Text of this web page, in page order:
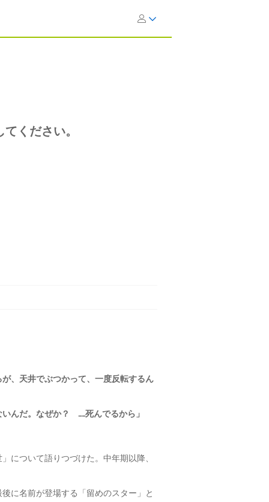
ください。
、天井でぶつかって、一度反転するん
んだ。なぜか？ ……死んでるから」
について語りつづけた。中年期以降、
に名前が登場する「留めのスター」と